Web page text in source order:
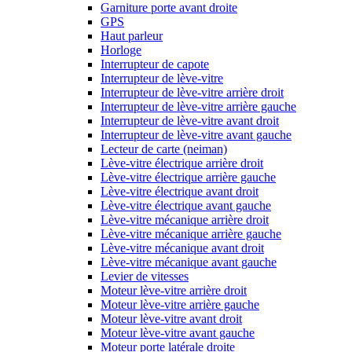
Garniture porte avant droite
GPS
Haut parleur
Horloge
Interrupteur de capote
Interrupteur de lève-vitre
Interrupteur de lève-vitre arrière droit
Interrupteur de lève-vitre arrière gauche
Interrupteur de lève-vitre avant droit
Interrupteur de lève-vitre avant gauche
Lecteur de carte (neiman)
Lève-vitre électrique arrière droit
Lève-vitre électrique arrière gauche
Lève-vitre électrique avant droit
Lève-vitre électrique avant gauche
Lève-vitre mécanique arrière droit
Lève-vitre mécanique arrière gauche
Lève-vitre mécanique avant droit
Lève-vitre mécanique avant gauche
Levier de vitesses
Moteur lève-vitre arrière droit
Moteur lève-vitre arrière gauche
Moteur lève-vitre avant droit
Moteur lève-vitre avant gauche
Moteur porte latérale droite